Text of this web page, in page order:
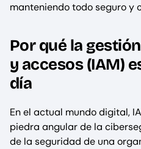
manteniendo todo seguro y
Por qué la
y accesos (IAM)
día
En el actual mundo digital,
piedra angular de la
de la seguridad de una